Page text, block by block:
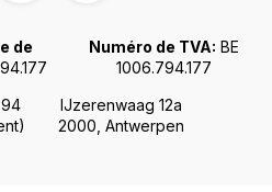
IJzerenwaag 12a
2000, Antwerpen
de
Numéro de TVA: BE
1006.794.177